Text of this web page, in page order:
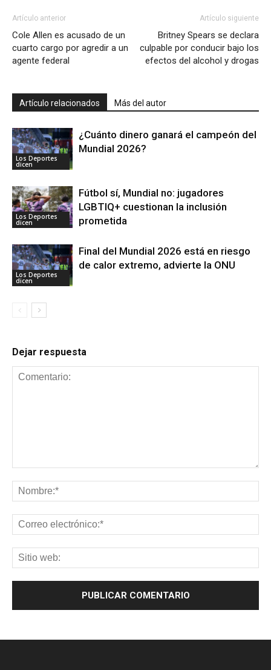
Artículo anterior
Cole Allen es acusado de un
cuarto cargo por agredir a un
agente federal
Artículo siguiente
Britney Spears se declara
culpable por conducir bajo los
efectos del alcohol y drogas
Artículo relacionados Más del autor
Los Deportes
dicen
¿Cuánto dinero ganará el campeón del
Mundial 2026?
Los Deportes
dicen
Fútbol sí, Mundial no: jugadores
LGBTIQ+ cuestionan la inclusión
prometida
Los Deportes
dicen
Final del Mundial 2026 está en riesgo
de calor extremo, advierte la ONU
Dejar respuesta